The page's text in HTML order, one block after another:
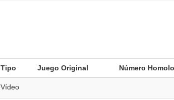
Tipo Juego Original Número
Vídeo